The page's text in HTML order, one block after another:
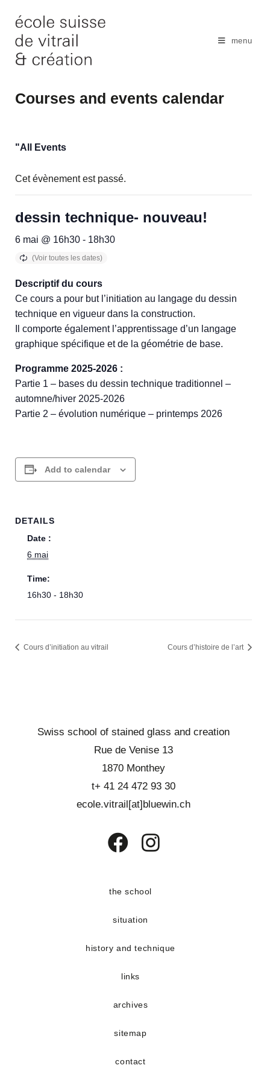
content
menu
Courses and events calendar
"All Events
Cet évènement est passé.
dessin technique- nouveau!
6 mai @ 16h30 - 18h30
Descriptif du cours
Ce cours a pour but l’initiation au langage du dessin
technique en vigueur dans la construction.
Il comporte également l’apprentissage d’un langage
graphique spécifique et de la géométrie de base.
Programme 2025-2026 :
Partie 1 – bases du dessin technique traditionnel –
automne/hiver 2025-2026
Partie 2 – évolution numérique – printemps 2026
Add to calendar
DETAILS
Date :
6 mai
Time:
16h30 - 18h30
Cours d’initiation au vitrail Cours d’histoire de l’art
Swiss school of stained glass and creation
Rue de Venise 13
1870 Monthey
t+ 41 24 472 93 30
ecole.vitrail[at]bluewin.ch
a
tab
a
the school
situation
history and technique
links
archives
sitemap
contact